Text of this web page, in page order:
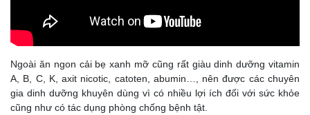
Ngoài ăn ngon cải bẹ xanh mỡ cũng rất giàu dinh dưỡng vitamin
A, B, C, K, axit nicotic, catoten, abumin…, nên được các chuyên
gia dinh dưỡng khuyên dùng vì có nhiều lợi ích đối với sức khỏe
cũng như có tác dụng phòng chống bệnh tật.